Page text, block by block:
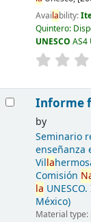
Availability:
Quintero:
UNESCO AS4
Informe
by
Seminario
enseñanza
Villa
Comisión
la
México)
Material type: